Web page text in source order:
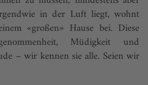
in der Luft liegt, wohnt
«großen» Hause bei. Diese
Müdigkeit und
– wir kennen sie alle. Seien wir